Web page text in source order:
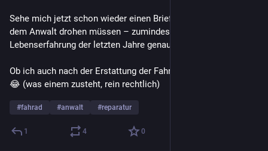
Sehe mich jetzt schon wieder einen Brief aufsetzen und mit
dem Anwalt drohen müssen – zumindest hat mich meine
Lebenserfahrung der letzten Jahre genau das gelehrt.
Ob ich auch nach der Erstattung der Fahrtkosten fragen sollte?
😂 (was einem zusteht, rein rechtlich)
#fahrad #anwalt #reparatur
1 4 0